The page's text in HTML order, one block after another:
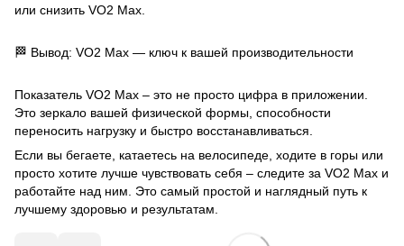
или снизить VO2 Max.
🏁 Вывод: VO2 Max — ключ к вашей производительности
Показатель VO2 Max – это не просто цифра в приложении.
Это зеркало вашей физической формы, способности
переносить нагрузку и быстро восстанавливаться.
Если вы бегаете, катаетесь на велосипеде, ходите в горы или
просто хотите лучше чувствовать себя – следите за VO2 Max и
работайте над ним. Это самый простой и наглядный путь к
лучшему здоровью и результатам.